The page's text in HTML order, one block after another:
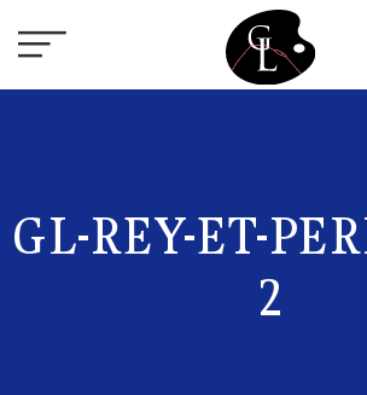
GL-REY-ET-
2